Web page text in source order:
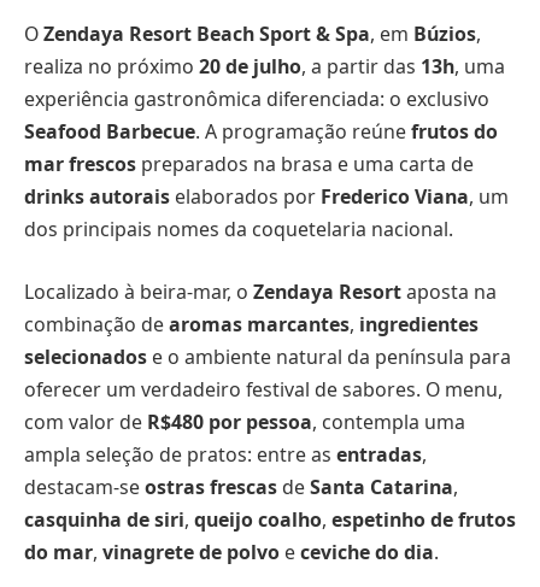
OZendaya Resort Beach Sport & Spa, em Búzios,
realiza no próximo 20 de julho, a partir das 13h, uma
experiência gastronômica diferenciada: o exclusivo
Seafood Barbecue. A programação reúnefrutos do
mar frescos preparados na brasa e uma carta de
drinks autorais elaborados por Frederico Viana, um
dos principais nomes da coquetelaria nacional.
Localizado à beira-mar, o Zendaya Resortaposta na
combinação dearomas marcantes, ingredientes
selecionados e o ambiente natural da península para
oferecer um verdadeiro festival de sabores. O menu,
com valor de R$480 por pessoa, contempla uma
ampla seleção de pratos: entre as entradas,
destacam-seostras frescas deSanta Catarina,
casquinha de siri, queijo coalho, espetinho de frutos
do mar, vinagrete de polvo eceviche do dia.